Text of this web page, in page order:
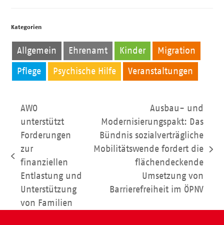
Kategorien
Allgemein Ehrenamt Kinder Migration
Pflege Psychische Hilfe Veranstaltungen
vorheriger
Beitrag:
AWO
unterstützt
Forderungen
zur
finanziellen
Entlastung und
Unterstützung
von Familien
Nächster
Ausbau- und
Modernisierungspakt: Das
Bündnis sozialverträgliche
Mobilitätswende fordert die
flächendeckende
Umsetzung von
Barrierefreiheit im ÖPNV